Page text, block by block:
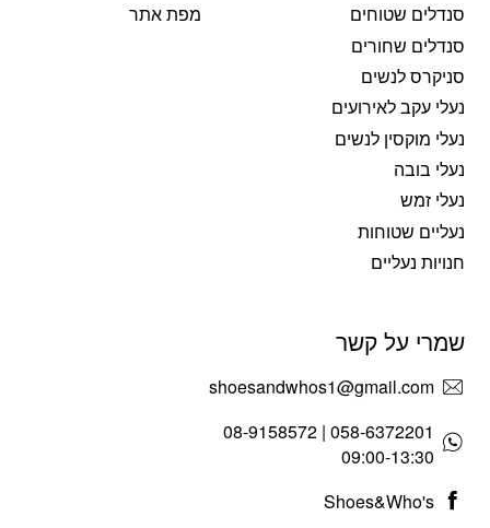
סנדלים שטוחים
סנדלים שחורים
סניקרס לנשים
נעלי עקב לאירועים
נעלי מוקסין לנשים
נעלי בובה
נעלי זמש
נעליים שטוחות
חנויות נעליים
מפת אתר
שמרי על קשר
shoesandwhos1@gmail.com
058-6372201 | 08-9158572
09:00-13:30
Shoes&Who's